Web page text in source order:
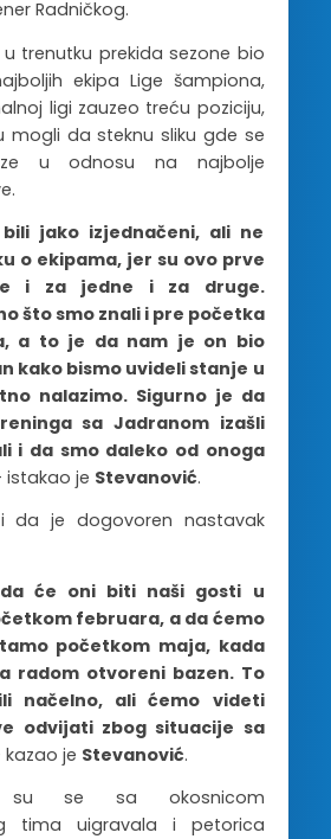
Radničkog.
trenutku prekida sezone bio
ekipa Lige šampiona,
ligi zauzeo treću poziciju,
mogli da steknu sliku gde se
u odnosu na najbolje
jako izjednačeni, ali ne
o ekipama, jer su ovo prve
i za jedne i za druge.
što smo znali i pre početka
a to je da nam je on bio
kako bismo uvideli stanje u
nalazimo. Sigurno je da
sa Jadranom izašli
i da smo daleko od onoga
istakao je Stevanović.
da je dogovoren nastavak
će oni biti naši gosti u
februara, a da ćemo
početkom maja, kada
radom otvoreni bazen. To
načelno, ali ćemo videti
odvijati zbog situacije sa
kazao je Stevanović.
su se sa okosnicom
tima uigravala i petorica